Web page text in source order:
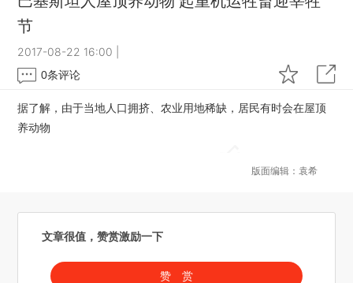
节
2017-08-22 16:00
0条评论
据了解，由于当地人口拥挤、农业用地稀缺，居民有时会在屋顶
养动物
版面编辑：袁希
文章很值，赞赏激励一下
赞 赏